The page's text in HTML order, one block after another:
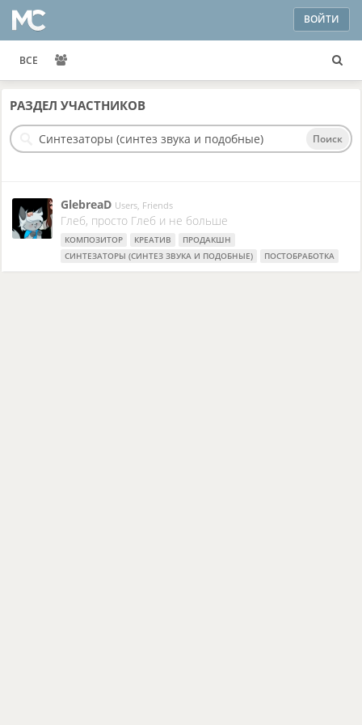
ВОЙТИ
ВСЕ
РАЗДЕЛ УЧАСТНИКОВ
Поиск
GlebreaD Users, Friends
Глеб, просто Глеб и не больше
КОМПОЗИТОР КРЕАТИВ
ПРОДАКШН
СИНТЕЗАТОРЫ (СИНТЕЗ ЗВУКА И ПОДОБНЫЕ)
ПОСТОБРАБОТКА